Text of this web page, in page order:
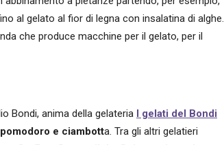
al gelato al fior di legna con insalatina di alghe.
che produce macchine per il gelato, per il
Bondi, anima della gelateria I gelati del Bondi
e ciambotta. Tra gli altri gelatieri